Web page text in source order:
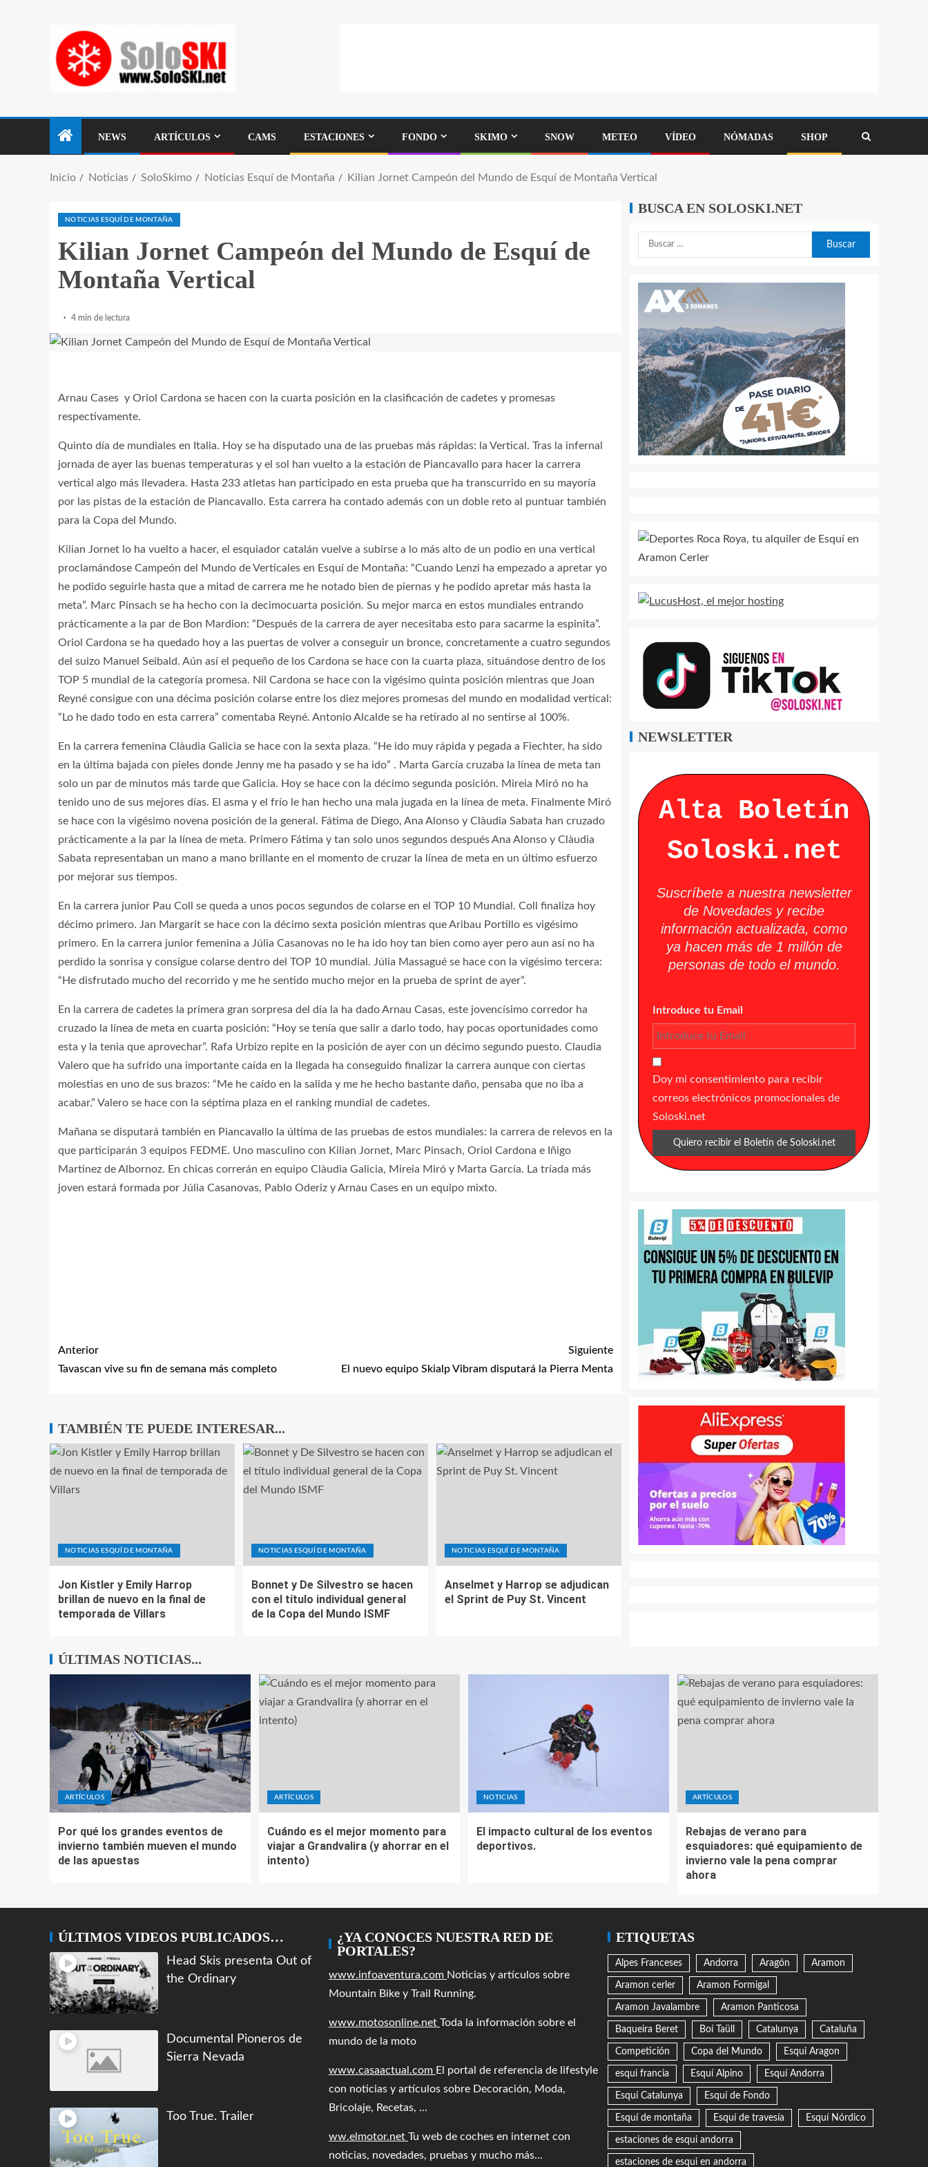
NEWS ARTÍCULOS CAMS ESTACIONES FONDO SKIMO SNOW METEO VÍDEO NÓMADAS SHOP
Inicio Noticias SoloSkimo Noticias Esquí de Montaña Kilian Jornet Campeón del Mundo de Esquí de Montaña Vertical
NOTICIAS ESQUÍ DE MONTAÑA
Kilian Jornet Campeón del Mundo de Esquí de
Montaña Vertical
4 min de lectura
Arnau Cases y Oriol Cardona se hacen con la cuarta posición en la clasificación de cadetes y promesas
respectivamente.
Quinto día de mundiales en Italia. Hoy se ha disputado una de las pruebas más rápidas: la Vertical. Tras la infernal
jornada de ayer las buenas temperaturas y el sol han vuelto a la estación de Piancavallo para hacer la carrera
vertical algo más llevadera. Hasta 233 atletas han participado en esta prueba que ha transcurrido en su mayoría
por las pistas de la estación de Piancavallo. Esta carrera ha contado además con un doble reto al puntuar también
para la Copa del Mundo.
Kilian Jornet lo ha vuelto a hacer, el esquiador catalán vuelve a subirse a lo más alto de un podio en una vertical
proclamándose Campeón del Mundo de Verticales en Esquí de Montaña: “Cuando Lenzi ha empezado a apretar yo
he podido seguirle hasta que a mitad de carrera me he notado bien de piernas y he podido apretar más hasta la
meta”. Marc Pinsach se ha hecho con la decimocuarta posición. Su mejor marca en estos mundiales entrando
prácticamente a la par de Bon Mardion: “Después de la carrera de ayer necesitaba esto para sacarme la espinita”.
Oriol Cardona se ha quedado hoy a las puertas de volver a conseguir un bronce, concretamente a cuatro segundos
del suizo Manuel Seibald. Aún así el pequeño de los Cardona se hace con la cuarta plaza, situándose dentro de los
TOP 5 mundial de la categoría promesa. Nil Cardona se hace con la vigésimo quinta posición mientras que Joan
Reyné consigue con una décima posición colarse entre los diez mejores promesas del mundo en modalidad vertical:
“Lo he dado todo en esta carrera” comentaba Reyné. Antonio Alcalde se ha retirado al no sentirse al 100%.
En la carrera femenina Clàudia Galicia se hace con la sexta plaza. “He ido muy rápida y pegada a Fiechter, ha sido
en la última bajada con pieles donde Jenny me ha pasado y se ha ido” . Marta García cruzaba la línea de meta tan
solo un par de minutos más tarde que Galicia. Hoy se hace con la décimo segunda posición. Mireia Miró no ha
tenido uno de sus mejores días. El asma y el frío le han hecho una mala jugada en la línea de meta. Finalmente Miró
se hace con la vigésimo novena posición de la general. Fátima de Diego, Ana Alonso y Clàudia Sabata han cruzado
prácticamente a la par la línea de meta. Primero Fátima y tan solo unos segundos después Ana Alonso y Clàudia
Sabata representaban un mano a mano brillante en el momento de cruzar la línea de meta en un último esfuerzo
por mejorar sus tiempos.
En la carrera junior Pau Coll se queda a unos pocos segundos de colarse en el TOP 10 Mundial. Coll finaliza hoy
décimo primero. Jan Margarit se hace con la décimo sexta posición mientras que Aribau Portillo es vigésimo
primero. En la carrera junior femenina a Júlia Casanovas no le ha ido hoy tan bien como ayer pero aun así no ha
perdido la sonrisa y consigue colarse dentro del TOP 10 mundial. Júlia Massagué se hace con la vigésimo tercera:
“He disfrutado mucho del recorrido y me he sentido mucho mejor en la prueba de sprint de ayer”.
En la carrera de cadetes la primera gran sorpresa del día la ha dado Arnau Casas, este jovencísimo corredor ha
cruzado la línea de meta en cuarta posición: “Hoy se tenía que salir a darlo todo, hay pocas oportunidades como
esta y la tenia que aprovechar”. Rafa Urbizo repite en la posición de ayer con un décimo segundo puesto. Claudia
Valero que ha sufrido una importante caída en la llegada ha conseguido finalizar la carrera aunque con ciertas
molestias en uno de sus brazos: “Me he caído en la salida y me he hecho bastante daño, pensaba que no iba a
acabar.” Valero se hace con la séptima plaza en el ranking mundial de cadetes.
Mañana se disputará también en Piancavallo la última de las pruebas de estos mundiales: la carrera de relevos en la
que participarán 3 equipos FEDME. Uno masculino con Kilian Jornet, Marc Pinsach, Oriol Cardona e Iñigo
Martinez de Albornoz. En chicas correrán en equipo Clàudia Galicia, Mireia Miró y Marta García. La tríada más
joven estará formada por Júlia Casanovas, Pablo Oderiz y Arnau Cases en un equipo mixto.
Anterior
Tavascan vive su fin de semana más completo
Siguiente
El nuevo equipo Skialp Vibram disputará la Pierra Menta
TAMBIÉN TE PUEDE INTERESAR...
NOTICIAS ESQUÍ DE MONTAÑA
Jon Kistler y Emily Harrop
brillan de nuevo en la final de
temporada de Villars
NOTICIAS ESQUÍ DE MONTAÑA
Bonnet y De Silvestro se hacen
con el título individual general
de la Copa del Mundo ISMF
NOTICIAS ESQUÍ DE MONTAÑA
Anselmet y Harrop se adjudican
el Sprint de Puy St. Vincent
BUSCA EN SOLOSKI.NET
NEWSLETTER
Alta Boletín
Soloski.net
Suscríbete a nuestra newsletter
de Novedades y recibe
información actualizada, como
ya hacen más de 1 millón de
personas de todo el mundo.
Introduce tu Email
Doy mi consentimiento para recibir
correos electrónicos promocionales de
Soloski.net
ÚLTIMAS NOTICIAS...
ARTÍCULOS
Por qué los grandes eventos de
invierno también mueven el mundo
de las apuestas
ARTÍCULOS
Cuándo es el mejor momento para
viajar a Grandvalira (y ahorrar en el
intento)
NOTICIAS
El impacto cultural de los eventos
deportivos.
ARTÍCULOS
Rebajas de verano para
esquiadores: qué equipamiento de
invierno vale la pena comprar
ahora
ÚLTIMOS VIDEOS PUBLICADOS…
Head Skis presenta Out of
the Ordinary
Documental Pioneros de
Sierra Nevada
Too True. Trailer
¿YA CONOCES NUESTRA RED DE
PORTALES?
www.infoaventura.com Noticias y artículos sobre
Mountain Bike y Trail Running.
www.motosonline.net Toda la información sobre el
mundo de la moto
www.casaactual.com El portal de referencia de lifestyle
con noticias y artículos sobre Decoración, Moda,
Bricolaje, Recetas, ...
ww.elmotor.net Tu web de coches en internet con
noticias, novedades, pruebas y mucho más...
ETIQUETAS
Alpes Franceses Andorra Aragón Aramon
Aramon cerler Aramon Formigal
Aramon Javalambre Aramon Panticosa
Baqueira Beret Boí Taüll Catalunya Cataluña
Competición Copa del Mundo Esqui Aragon
esqui francia Esquí Alpino Esquí Andorra
Esquí Catalunya Esquí de Fondo
Esquí de montaña Esquí de travesía Esquí Nórdico
estaciones de esqui andorra
estaciones de esqui en andorra